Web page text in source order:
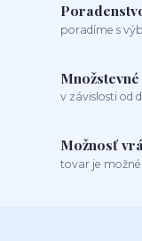
poradíme s
v závislosti od
Možnosť
tovar je